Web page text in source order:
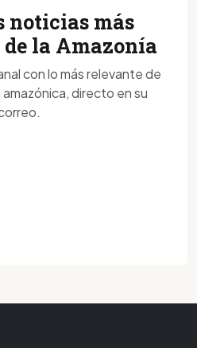
noticias más
la Amazonía
con lo más relevante de
directo en su